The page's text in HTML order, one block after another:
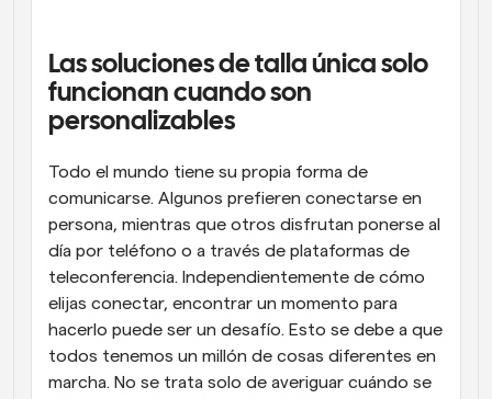
Programación potenciadda con llamadas
Automatiza la programación y los recordatorios
Blog
Mantente al día con las últimas noticias y
Reuniones Instantáneas
Reúnete con clientes en minutos
Enlaces de Grupo Dinámico
Reserva reuniones de forma fluida con varias personas
Webhooks
Recibe notificaciones cuando ocurra algo
Las soluciones de talla única solo
funcionan cuando son
personalizables
Todo el mundo tiene su propia forma de
comunicarse. Algunos prefieren conectarse en
persona, mientras que otros disfrutan ponerse al
día por teléfono o a través de plataformas de
teleconferencia. Independientemente de cómo
elijas conectar, encontrar un momento para
hacerlo puede ser un desafío. Esto se debe a que
todos tenemos un millón de cosas diferentes en
marcha. No se trata solo de averiguar cuándo se